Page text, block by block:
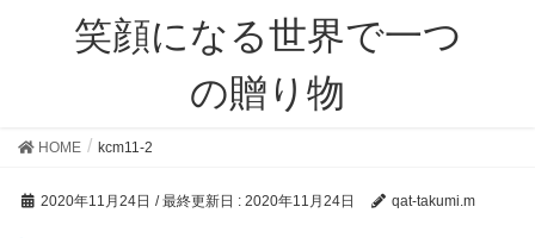
笑顔になる世界で一つ
の贈り物
HOME kcm11-2
2020年11月24日 / 最終更新日 : 2020年11月24日 qat-takumi.m